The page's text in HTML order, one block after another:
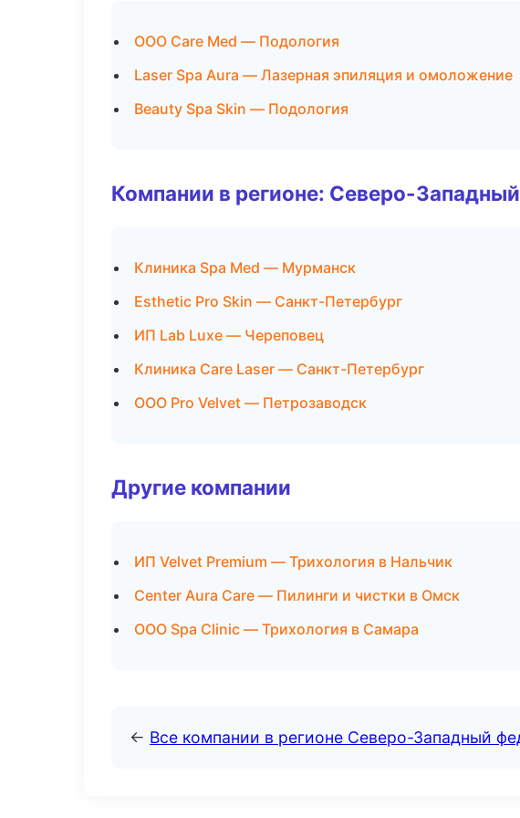
ООО Care Med — Подология
Laser Spa Aura — Лазерная эпиляция и омоложение
Beauty Spa Skin — Подология
Компании в регионе: Северо-
Клиника Spa Med — Мурманск
Esthetic Pro Skin — Санкт-Петербург
ИП Lab Luxe — Череповец
Клиника Care Laser — Санкт-Петербург
ООО Pro Velvet — Петрозаводск
Другие компании
ИП Velvet Premium — Трихология в Нальчик
Center Aura Care — Пилинги и чистки в Омск
ООО Spa Clinic — Трихология в Самара
← Все компании в регионе Северо-Западный